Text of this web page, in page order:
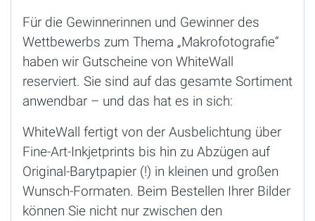
Für die Gewinnerinnen und Gewinner des
Wettbewerbs zum Thema „Makrofotografie“
haben wir Gutscheine von WhiteWall
reserviert. Sie sind auf das gesamte Sortiment
anwendbar – und das hat es in sich:
WhiteWall fertigt von der Ausbelichtung über
Fine-Art-Inkjetprints bis hin zu Abzügen auf
Original-Barytpapier (!) in kleinen und großen
Wunsch-Formaten. Beim Bestellen Ihrer Bilder
können Sie nicht nur zwischen den